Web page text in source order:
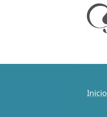
Inicio